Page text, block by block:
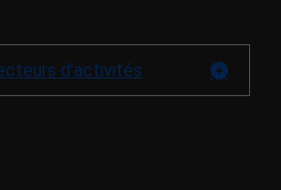
d’activités